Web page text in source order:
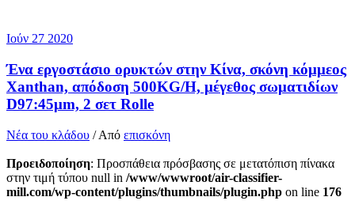
Ιούν 27 2020
Ένα εργοστάσιο ορυκτών στην Κίνα, σκόνη κόμμεος
Xanthan, απόδοση 500KG/H, μέγεθος σωματιδίων
D97:45μm, 2 σετ Rolle
Νέα του κλάδου / Από επισκόνη
Προειδοποίηση: Προσπάθεια πρόσβασης σε μετατόπιση πίνακα
στην τιμή τύπου null in /www/wwwroot/air-classifier-
mill.com/wp-content/plugins/thumbnails/plugin.php on line 176